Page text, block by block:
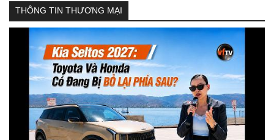
THÔNG TIN THƯƠNG MẠI